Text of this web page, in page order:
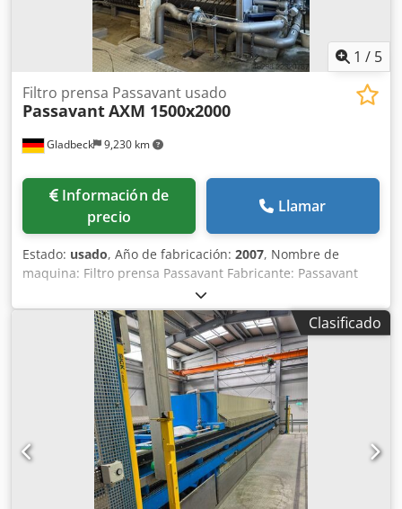
1 / 5
Gladbeck 9,230 km
Filtro prensa Passavant usado
PassavantAXM 1500x2000
Información de
precio
Llamar
Estado: usado, Año de fabricación: 2007, Nombre de
maquina: Filtro prensa Passavant Fabricante: Passavant
Geiger Tipo: AXM 1500x2000 Año de fabricación: 2007
Tamaño Placas: 1500 x 2000 mm Número placas: 58
Contenido del filtro: 4800 Litros Área de filtrado: 275 m2
Espesor de torta: 30 Salida: Cerrada Transporte placa:
Automático Material de placas: Polipropileno Tipo de
construcción: Prensa de viga puente Sistema lavado telas:
Si Dimensiones: Largo 9400 x ancho 2450 x alto 4300 mm
Peso en vacío: 36 T. Dcjdpfx Ajzlgyxjn Iok Documentación
técnica: Si Accesorios: Un armario de control, un sistema
hidráulico, una barrera fotoeléctrica, un sistema de lavado
de tela filtrante, una bomba de alta presión, una bomba
de tornillo excéntrica. Condición: Usado-bueno Precio: A
Clasificado